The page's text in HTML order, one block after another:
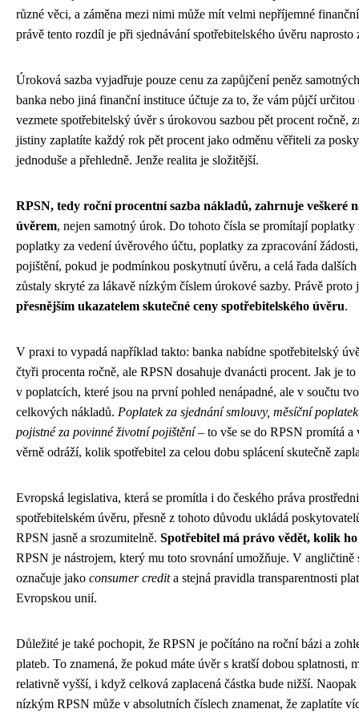
různé věci, a záměna mezi nimi může mít velmi nepříjemné
právě tento rozdíl je při sjednávání spotřebitelského úvěru naprosto
Úroková sazba vyjadřuje pouze cenu za zapůjčení peněz
banka nebo jiná finanční instituce účtuje za to, že vám půjčí určitou
vezmete spotřebitelský úvěr s úrokovou sazbou pět procent ročně,
jistiny zaplatíte každý rok pět procent jako odměnu věřiteli za
jednoduše a přehledně. Jenže realita je složitější.
RPSN, tedy roční procentní sazba nákladů, zahrnuje veškeré
úvěrem, nejen samotný úrok. Do tohoto čísla se promítají poplatky
poplatky za vedení úvěrového účtu, poplatky za zpracování
pojištění, pokud je podmínkou poskytnutí úvěru, a celá řada
zůstaly skryté za lákavě nízkým číslem úrokové sazby. Právě proto
přesnějším ukazatelem skutečné ceny spotřebitelského úvěru.
V praxi to vypadá například takto: banka nabídne spotřebitelský
čtyři procenta ročně, ale RPSN dosahuje dvanácti procent. Jak je
v poplatcích, které jsou na první pohled nenápadné, ale v součtu
celkových nákladů. Poplatek za sjednání smlouvy, měsíční
pojistné za povinné životní pojištění– to vše se do RPSN promítá a
věrně odráží, kolik spotřebitel za celou dobu splácení skutečně
Evropská legislativa, která se promítla i do českého práva
spotřebitelském úvěru, přesně z tohoto důvodu ukládá
RPSN jasně a srozumitelně. Spotřebitel má právo vědět, kolik
RPSN je nástrojem, který mu toto srovnání umožňuje. V angličtině
označuje jako consumer credita stejná pravidla transparentnosti
Evropskou unií.
Důležité je také pochopit, že RPSN je počítáno na roční bázi a
plateb. To znamená, že pokud máte úvěr s kratší dobou splatnosti,
relativně vyšší, i když celková zaplacená částka bude nižší.
nízkým RPSN může v absolutních číslech znamenat, že zaplatíte